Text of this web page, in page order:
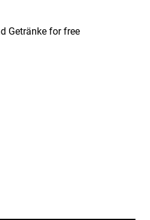
Getränke for free